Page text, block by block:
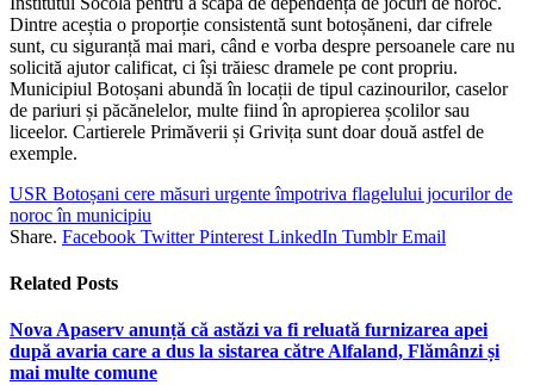
Dintre aceștia o proporție consistentă sunt botoșăneni, dar cifrele
sunt, cu siguranță mai mari, când e vorba despre persoanele care nu
solicită ajutor calificat, ci își trăiesc dramele pe cont propriu.
Municipiul Botoșani abundă în locații de tipul cazinourilor, caselor
de pariuri și păcănelelor, multe fiind în apropierea școlilor sau
liceelor. Cartierele Primăverii și Grivița sunt doar două astfel de
exemple.
USR Botoșani cere măsuri urgente împotriva flagelului jocurilor de
noroc în municipiu
Share. Facebook Twitter Pinterest LinkedIn Tumblr Email
Related Posts
Nova Apaserv anunță că astăzi va fi reluată furnizarea apei
după avaria care a dus la sistarea către Alfaland, Flămânzi și
mai multe comune